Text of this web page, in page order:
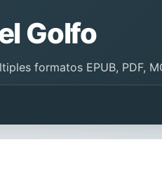
Golfo
formatos EPUB, PDF,